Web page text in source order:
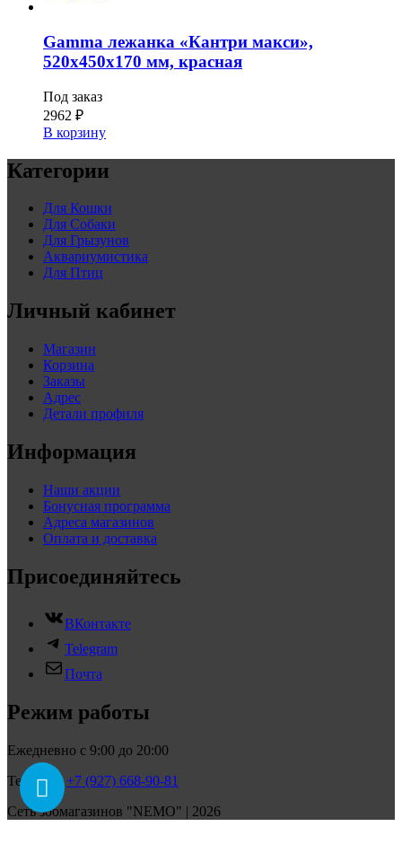
Gamma лежанка «Кантри макси»,
520х450х170 мм, красная
Под заказ
2962 ₽
В корзину
Категории
Для Кошки
Для Собаки
Для Грызунов
Аквариумистика
Для Птиц
Личный кабинет
Магазин
Корзина
Заказы
Адрес
Детали профиля
Информация
Наши акции
Бонусная программа
Адреса магазинов
Оплата и доставка
Присоединяйтесь
ВКонтакте
Telegram
Почта
Режим работы
Ежедневно с 9:00 до 20:00
Телефон:+7 (927) 668-90-81
Сеть зоомагазинов "NEMO" | 2026